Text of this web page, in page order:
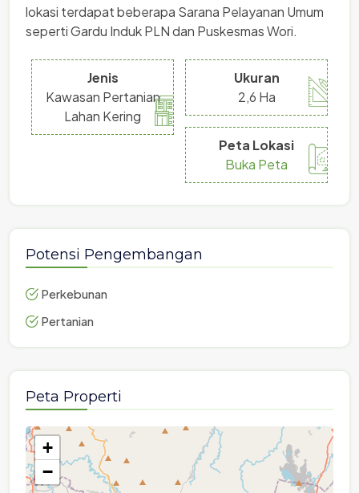
lokasi terdapat beberapa Sarana Pelayanan Umum
seperti Gardu Induk PLN dan Puskesmas Wori.
Jenis
Kawasan Pertanian
Lahan Kering
Ukuran
2,6 Ha
Peta Lokasi
Buka Peta
Potensi Pengembangan
Perkebunan
Pertanian
Peta Properti
+
−